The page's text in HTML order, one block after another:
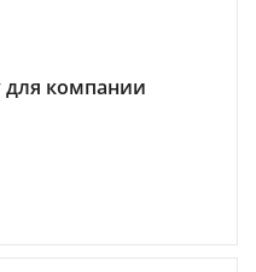
для компании